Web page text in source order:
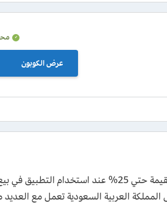
عرض الكوبون
كود خصم غرينتا هب 2026 يوفر لك اقوي العروض والتخفيضات بقيمة حتي 25% عند
العربية السعودية تعمل مع العديد